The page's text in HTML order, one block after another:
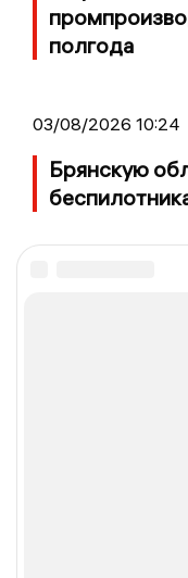
полгода
03/08/2026 10:24
Брянскую